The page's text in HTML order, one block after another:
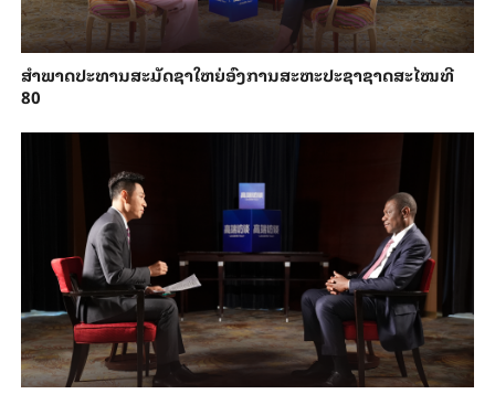
ສຳ​ພາດ​ປະ​ທານສະ​ມັດ​ຊາ​ໃຫຍ່​ອົງ​ການສະ​ຫະ​ປະ​ຊາ​ຊາດສະ​ໄໝ​ທີ
80